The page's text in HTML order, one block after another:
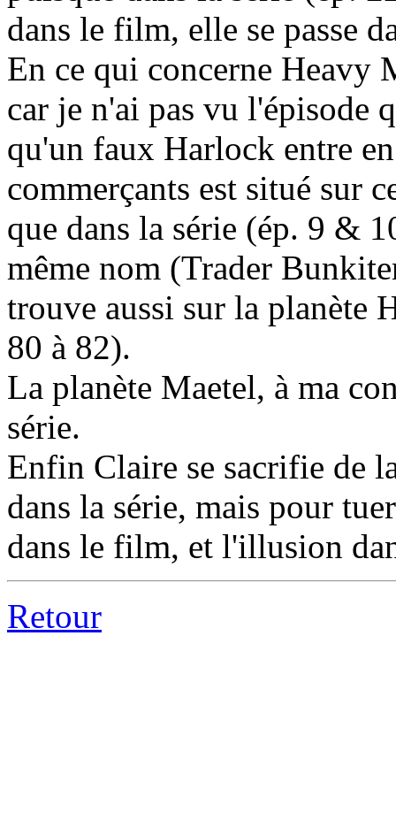
dans le film, elle se passe
En ce qui concerne Heavy
car je n'ai pas vu l'épisode
qu'un faux Harlock entre
commerçants est situé sur
que dans la série (ép. 9 &
même nom (Trader
trouve aussi sur la planète
80 à 82).
La planète Maetel, à ma
série.
Enfin Claire se sacrifie de
dans la série, mais pour
dans le film, et l'illusion
Retour